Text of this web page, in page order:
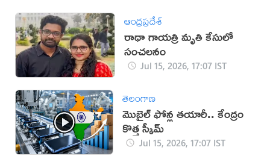
ఆంధ్రప్రదేశ్
రాధా గాయత్రి మృతి కేసులో
సంచలనం
Jul 15, 2026, 17:07 IST
తెలంగాణ
మొబైల్‌ ఫోన్ల తయారీ.. కేంద్రం
కొత్త స్కీమ్‌
Jul 15, 2026, 17:07 IST